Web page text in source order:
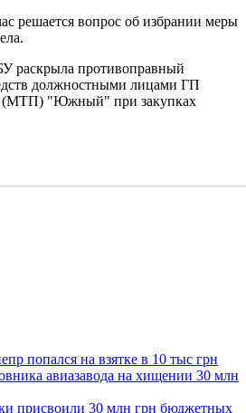
решается вопрос об избрании меры
раскрыла противоправный
должностными лицами ГП
(МТП) "Южный" при закупках
попался на взятке в 10 тыс грн
авиазавода на хищении 30 млн
присвоили 30 млн грн бюджетных